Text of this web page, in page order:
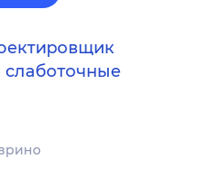
слаботочные